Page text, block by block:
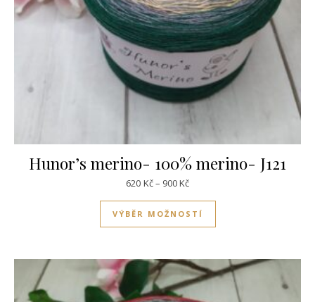
Hunor’s merino- 100% merino- J121
620 Kč– 900KčRozpětí cen: 620Kč až 900Kč
VÝBĚR MOŽNOSTÍ
Tento produkt má